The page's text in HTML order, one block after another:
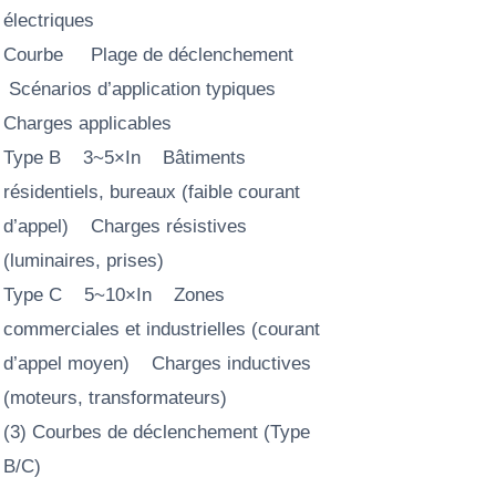
électriques
Courbe Plage de déclenchement
Scénarios d’application typiques
Charges applicables
Type B 3~5×In Bâtiments
résidentiels, bureaux (faible courant
d’appel) Charges résistives
(luminaires, prises)
Type C 5~10×In Zones
commerciales et industrielles (courant
d’appel moyen) Charges inductives
(moteurs, transformateurs)
(3) Courbes de déclenchement (Type
B/C)